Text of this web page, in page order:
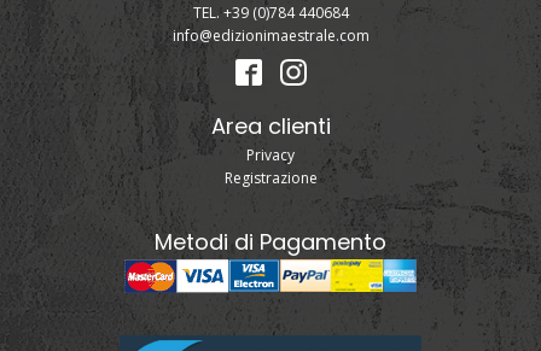
TEL. +39 (0)784 440684
info@edizionimaestrale.com
Area clienti
Privacy
Registrazione
Metodi di Pagamento